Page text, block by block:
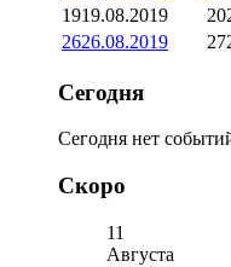
1919.08.2019 20
2626.08.2019 27
Сегодня
Сегодня нет
Скоро
11
Августа